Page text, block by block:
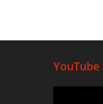
YouTube